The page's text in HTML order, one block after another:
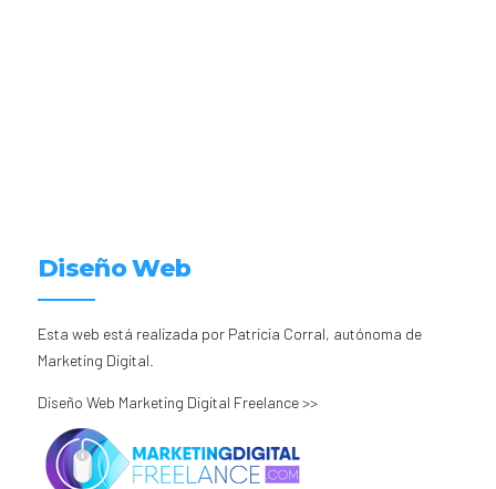
Diseño Web
Esta web está realizada por Patricia Corral, autónoma de
Marketing Digital.
Diseño Web Marketing Digital Freelance >>